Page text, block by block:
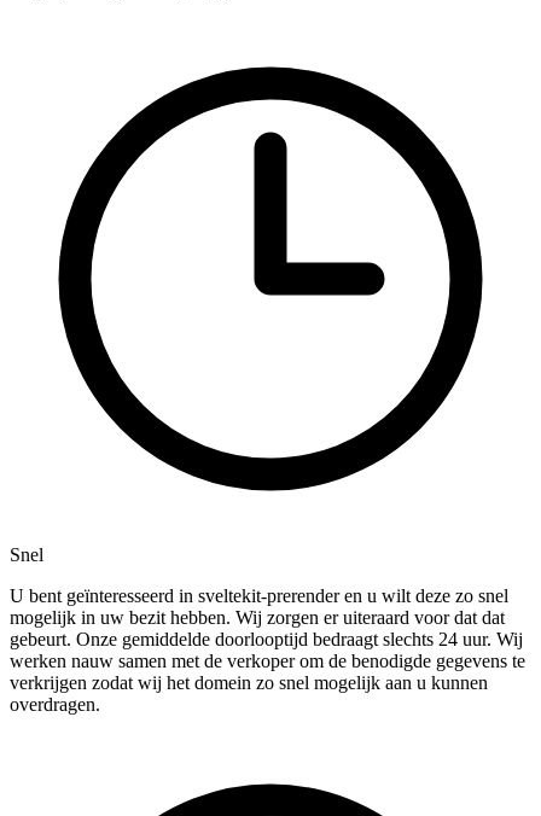
Snel
U bent geïnteresseerd in sveltekit-prerender en u wilt deze zo snel
mogelijk in uw bezit hebben. Wij zorgen er uiteraard voor dat dat
gebeurt. Onze gemiddelde doorlooptijd bedraagt slechts 24 uur. Wij
werken nauw samen met de verkoper om de benodigde gegevens te
verkrijgen zodat wij het domein zo snel mogelijk aan u kunnen
overdragen.